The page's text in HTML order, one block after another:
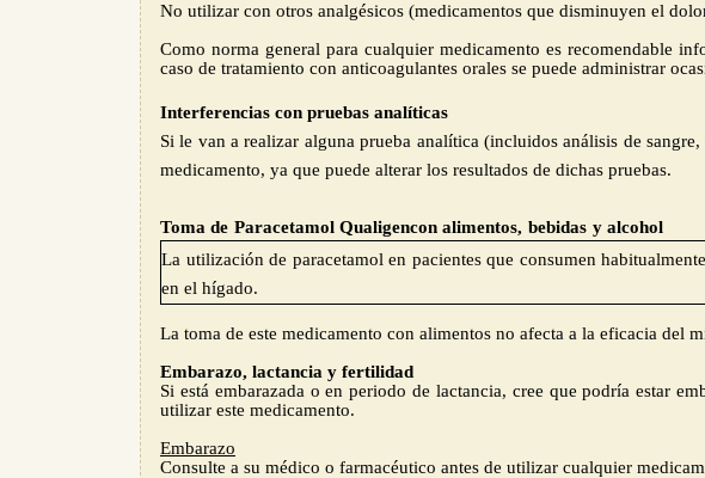
No utilizar con otros analgésicos (medicamentos que disminuyen el
Como norma general para cualquier medicamento es recomendable
caso de tratamiento con anticoagulantes orales se puede administrar
Interferencias con pruebas analíticas
Si le van a realizar alguna prueba analítica (incluidos análisis de
medicamento, ya que puede alterar los resultados de dichas pruebas.
Toma de Paracetamol Qualigencon alimentos, bebidas y alcohol
La utilización de paracetamol en pacientes que consumen
en el hígado.
La toma de este medicamento con alimentos no afecta a la eficacia del
Embarazo, lactancia y fertilidad
Si está embarazada o en periodo de lactancia, cree que podría estar
utilizar este medicamento.
Embarazo
Consulte a su médico o farmacéutico antes de utilizar cualquier